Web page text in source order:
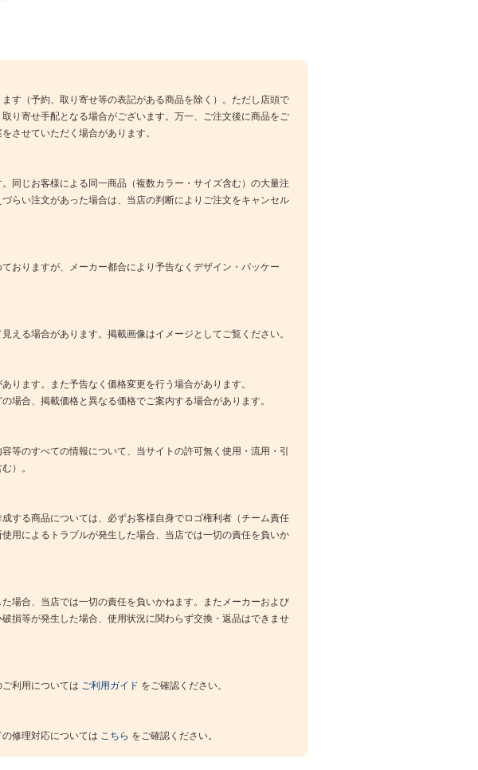
す（予約、取り寄せ等の表記がある商品を除く）。ただし店頭で
り寄せ手配となる場合がございます。万一、ご注文後に商品をご
させていただく場合があります。
同じお客様による同一商品（複数カラー・サイズ含む）の大量注
らい注文があった場合は、当店の判断によりご注文をキャンセル
おりますが、メーカー都合により予告なくデザイン・パッケー
える場合があります。掲載画像はイメージとしてご覧ください。
ります。また予告なく価格変更を行う場合があります。
場合、掲載価格と異なる価格でご案内する場合があります。
等のすべての情報について、当サイトの許可無く使用・流用・引
）。
する商品については、必ずお客様自身でロゴ権利者（チーム責任
用によるトラブルが発生した場合、当店では一切の責任を負いか
場合、当店では一切の責任を負いかねます。またメーカーおよび
損等が発生した場合、使用状況に関わらず交換・返品はできませ
利用については ご利用ガイド をご確認ください。
修理対応については こちら をご確認ください。